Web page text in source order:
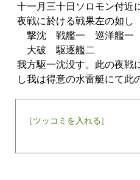
十一月三十日ソロモン付近
夜戦に於ける戦果左の如し
撃沈 戦艦一 巡洋艦一
大破 駆逐艦二
我方駆一沈没す。此の夜戦
し我は得意の水雷艇にて此
[ツッコミを入れる]